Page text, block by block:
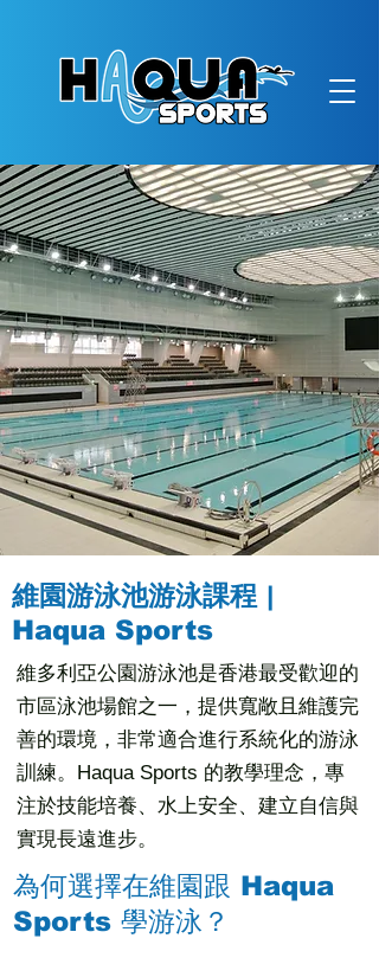
維園游泳池游泳課程 |
Haqua Sports
維多利亞公園游泳池是香港最受歡迎的
市區泳池場館之一，提供寬敞且維護完
善的環境，非常適合進行系統化的游泳
訓練。Haqua Sports 的教學理念，專
注於技能培養、水上安全、建立自信與
實現長遠進步。
為何選擇在維園跟 Haqua
Sports 學游泳？